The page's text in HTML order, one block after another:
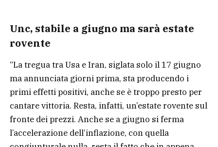
Unc, stabile a giugno ma sarà estate
rovente
“La tregua tra Usa e Iran, siglata solo il 17 giugno
ma annunciata giorni prima, sta producendo i
primi effetti positivi, anche se è troppo presto per
cantare vittoria. Resta, infatti, un’estate rovente sul
fronte dei prezzi. Anche se a giugno si ferma
l’accelerazione dell’inflazione, con quella